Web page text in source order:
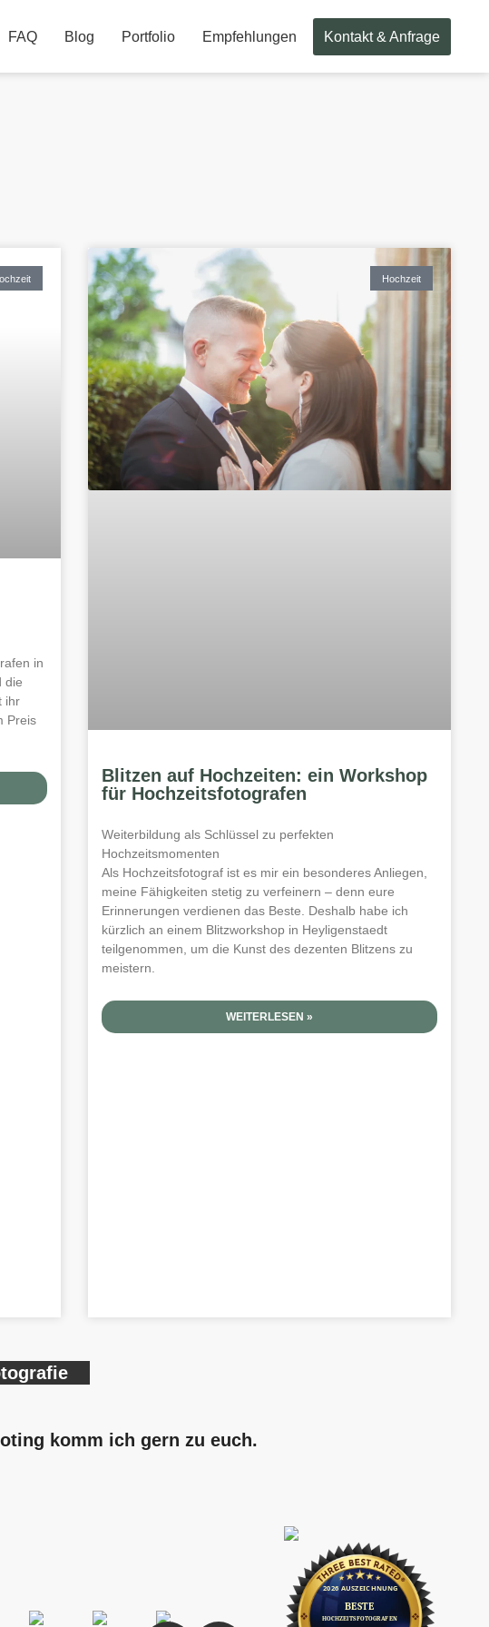
FAQ Blog Portfolio Empfehlungen Kontakt & Anfrage
in
die
ihr
Preis
Hochzeit
Blitzen auf Hochzeiten: ein Workshop
für Hochzeitsfotografen
Weiterbildung als Schlüssel zu perfekten
Hochzeitsmomenten
Als Hochzeitsfotograf ist es mir ein besonderes Anliegen,
meine Fähigkeiten stetig zu verfeinern – denn eure
Erinnerungen verdienen das Beste. Deshalb habe ich
kürzlich an einem Blitzworkshop in Heyligenstaedt
teilgenommen, um die Kunst des dezenten Blitzens zu
meistern.
WEITERLESEN »
komm ich gern zu euch.